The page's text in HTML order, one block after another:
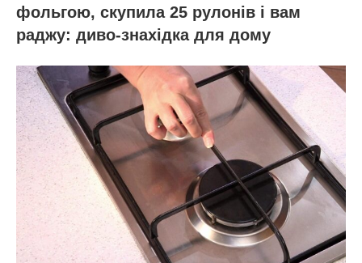
фольгою, скупила 25 рулонів і вам
раджу: диво-знахідка для дому